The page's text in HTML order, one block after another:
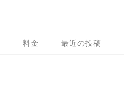
料金 最近の投稿